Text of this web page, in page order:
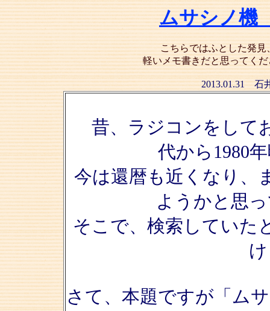
ムサシノ
こちらではふとした発
軽いメモ書きだと思ってく
2013.01.31 石
昔、ラジコンをして
代から1980
今は還暦も近くなり、
ようかと思
そこで、検索していた
さて、本題ですが「ム